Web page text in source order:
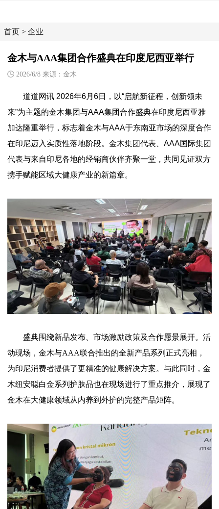
首页 > 企业
金木与AAA集团合作盛典在印度尼西亚举行
2026/6/8 来源：金木
道道网讯 2026年6月6日，以“启航新征程，创新领未
来”为主题的金木集团与AAA集团合作盛典在印度尼西亚雅
加达隆重举行，标志着金木与AAA于东南亚市场的深度合作
在印尼迈入实质性落地阶段。金木集团代表、AAA国际集团
代表与来自印尼各地的经销商伙伴齐聚一堂，共同见证双方
携手赋能区域大健康产业的新篇章。
盛典围绕新品发布、市场激励政策及合作愿景展开。活
动现场，金木与AAA联合推出的全新产品系列正式亮相，
为印尼消费者提供了更精准的健康解决方案。与此同时，金
木纽安聪白金系列护肤品也在现场进行了重点推介，展现了
金木在大健康领域从内养到外护的完整产品矩阵。